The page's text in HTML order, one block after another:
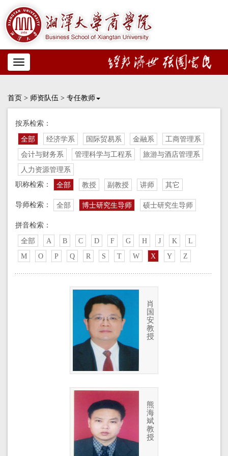
Toggle
navigation
首页 > 师资队伍 > 专任教师
按系检索：
全部 经济学系 国际贸易系 金融系
工商管理系
会计与财务系
管理科学与工程系
旅游与酒店管理系
人力资源管理系
职称检索：
全部 教授 副教授 讲师 其它
导师检索： 全部 博士研究生导师 硕士研究生导师
拼音检索：
全部 A B C D F G H J K
L
M
O P Q R S T W X Y Z
肖
国
安
教
授
熊
海
斌
教
授